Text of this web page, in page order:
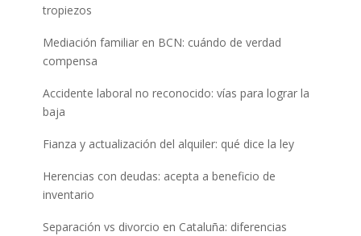
tropiezos
Mediación familiar en BCN: cuándo de verdad
compensa
Accidente laboral no reconocido: vías para lograr la
baja
Fianza y actualización del alquiler: qué dice la ley
Herencias con deudas: acepta a beneficio de
inventario
Separación vs divorcio en Cataluña: diferencias